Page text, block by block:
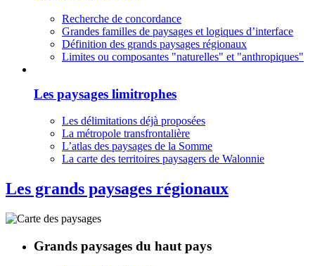
Recherche de concordance
Grandes familles de paysages et logiques d’interface
Définition des grands paysages régionaux
Limites ou composantes "naturelles" et "anthropiques"
Les paysages limitrophes
Les délimitations déjà proposées
La métropole transfrontalière
L’atlas des paysages de la Somme
La carte des territoires paysagers de Walonnie
Les grands paysages régionaux
Grands paysages du haut pays